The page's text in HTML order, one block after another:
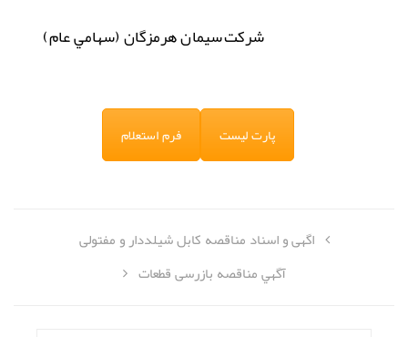
شركتسيمان هرمزگان (سهامي عام)
پارت لیست فرم استعلام
اگهی و اسناد مناقصه کابل شیلددار و مفتولی
آگهي مناقصه بازرسی قطعات